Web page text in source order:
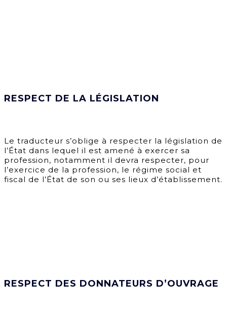
RESPECT DE LA LÉGISLATION
Le traducteur s’oblige à respecter la législation de
l’État dans lequel il est amené à exercer sa
profession, notamment il devra respecter, pour
l’exercice de la profession, le régime social et
fiscal de l’État de son ou ses lieux d’établissement.
RESPECT DES DONNATEURS D’OUVRAGE